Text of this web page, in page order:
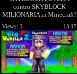
contro SKYBLOCK
MILIONARIA in Minecraft!
- BIG SKYBLOCK Ep.12
15:17
Views: 3